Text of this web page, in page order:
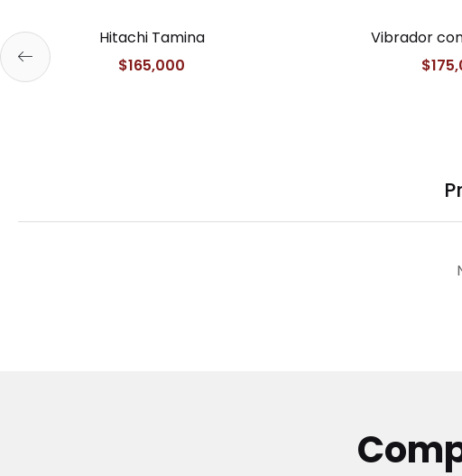
Hitachi Tamina
$165,000
Vibrador
$